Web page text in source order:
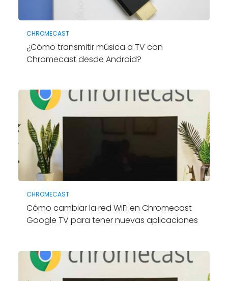
CHROMECAST
¿Cómo transmitir música a TV con
Chromecast desde Android?
CHROMECAST
Cómo cambiar la red WiFi en Chromecast
Google TV para tener nuevas aplicaciones